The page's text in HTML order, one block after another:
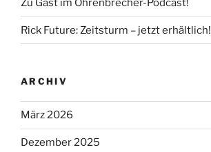
Zu Gast im Ohrenbrecher-Podcast!
Rick Future: Zeitsturm – jetzt erhältlich!
ARCHIV
März 2026
Dezember 2025